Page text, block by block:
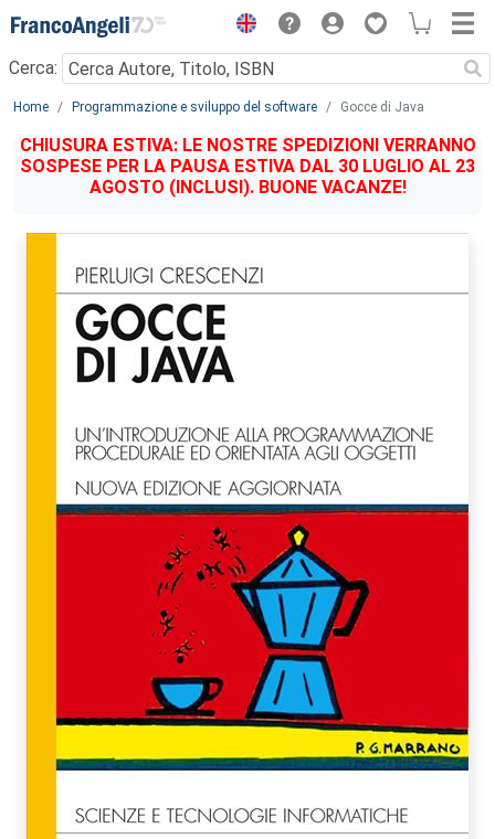
Menu
Cerca:
Main content
Home Programmazione e sviluppo del software Gocce di Java
CHIUSURA ESTIVA: LE NOSTRE SPEDIZIONI VERRANNO
SOSPESE PER LA PAUSA ESTIVA DAL 30 LUGLIO AL 23
AGOSTO (INCLUSI). BUONE VACANZE!